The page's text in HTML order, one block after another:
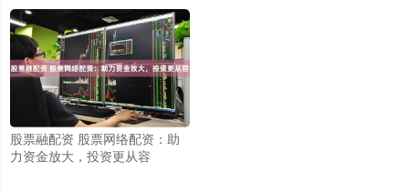
股票融配资 股票网络配资：助
力资金放大，投资更从容